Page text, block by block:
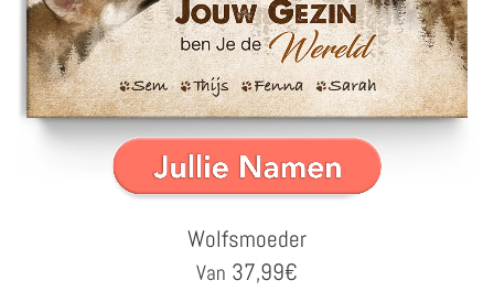
Wolfsmoeder
Van 37,99€